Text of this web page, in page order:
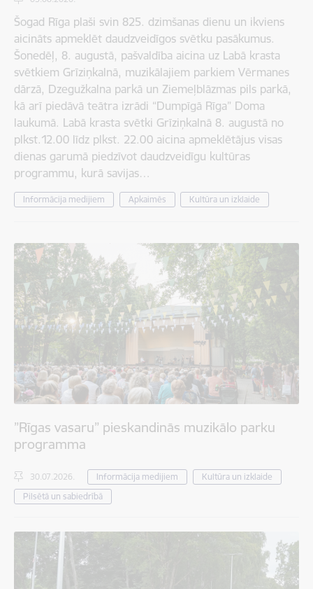
Šogad Rīga plaši svin 825. dzimšanas dienu un ikviens
aicināts apmeklēt daudzveidīgos svētku pasākumus.
Šonedēļ, 8. augustā, pašvaldība aicina uz Labā krasta
svētkiem Grīziņkalnā, muzikālajiem parkiem Vērmanes
dārzā, Dzegužkalna parkā un Ziemeļblāzmas pils parkā,
kā arī piedāvā teātra izrādi “Dumpīgā Rīga” Doma
laukumā. Labā krasta svētki Grīziņkalnā 8. augustā no
plkst.12.00 līdz plkst. 22.00 aicina apmeklētājus visas
dienas garumā piedzīvot daudzveidīgu kultūras
programmu, kurā savijas…
Informācija medijiem Apkaimēs Kultūra un izklaide
”Rīgas vasaru” pieskandinās muzikālo parku
programma
30.07.2026. Informācija medijiem
Kultūra un izklaide
Pilsētā un sabiedrībā